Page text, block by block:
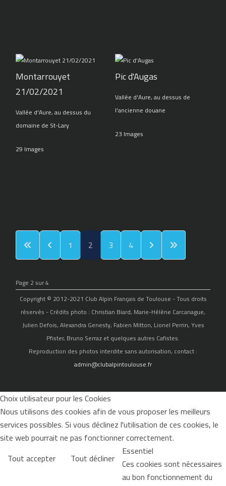
Montarrouyet
21/02/2021
Vallée d'Aure, au dessus du
domaine de St-Lary
29 Images
Pic d'Augas
Vallée d'Aure, au dessus de
l'ancienne douane
23 Images
1 2 3 4
Page 2 sur 4
Copyright © 2012-2021 Club Alpin Français de Toulouse - Tous droits
réservés - Crédits photo : Christian Biard, Marie-Hélène Carcanague,
Julien Defois, Alexandra Genesty, Fabien Mitton, Lionel Perrin, Yves
Pfister, Bruno Serraz et quelques autres Cafistes.
Reproduction des photos interdite sans autorisation, contact :
admin@clubalpintoulouse.fr
Choix utilisateur pour les Cookies
Nous utilisons des cookies afin de vous proposer les meilleurs
services possibles. Si vous déclinez l'utilisation de ces cookies, le
site web pourrait ne pas fonctionner correctement.
Tout accepter
Tout décliner Essentiel
Ces cookies sont nécessaires
au bon fonctionnement du